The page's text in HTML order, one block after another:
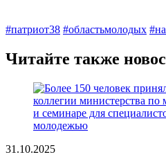
#патриот38 #областьмолодых
Читайте также
31.10.2025